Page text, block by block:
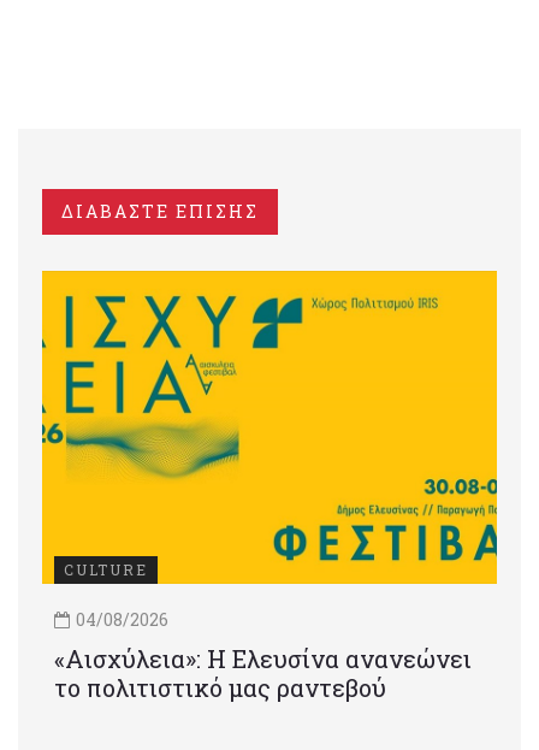
ΔΙΑΒΑΣΤΕ ΕΠΙΣΗΣ
CULTURE
04/08/2026
«Αισχύλεια»: Η Ελευσίνα ανανεώνει
το πολιτιστικό μας ραντεβού